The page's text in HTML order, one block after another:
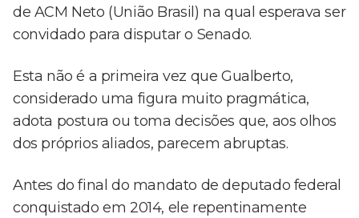
de ACM Neto (União Brasil) na qual esperava ser
convidado para disputar o Senado.
Esta não é a primeira vez que Gualberto,
considerado uma figura muito pragmática,
adota postura ou toma decisões que, aos olhos
dos próprios aliados, parecem abruptas.
Antes do final do mandato de deputado federal
conquistado em 2014, ele repentinamente